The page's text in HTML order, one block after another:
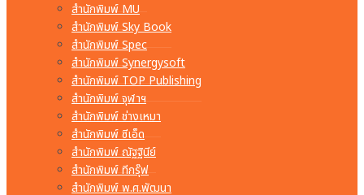
สำนักพิมพ์ MU
สำนักพิมพ์ Sky Book
สำนักพิมพ์ Spec
สำนักพิมพ์ Synergysoft
สำนักพิมพ์ TOP Publishing
สำนักพิมพ์ จุฬาฯ
สำนักพิมพ์ ช่างเหมา
สำนักพิมพ์ ซีเอ็ด
สำนักพิมพ์ ณัฐฐินีย์
สำนักพิมพ์ ทีกรุ๊ฟ
สำนักพิมพ์ พ.ศ.พัฒนา